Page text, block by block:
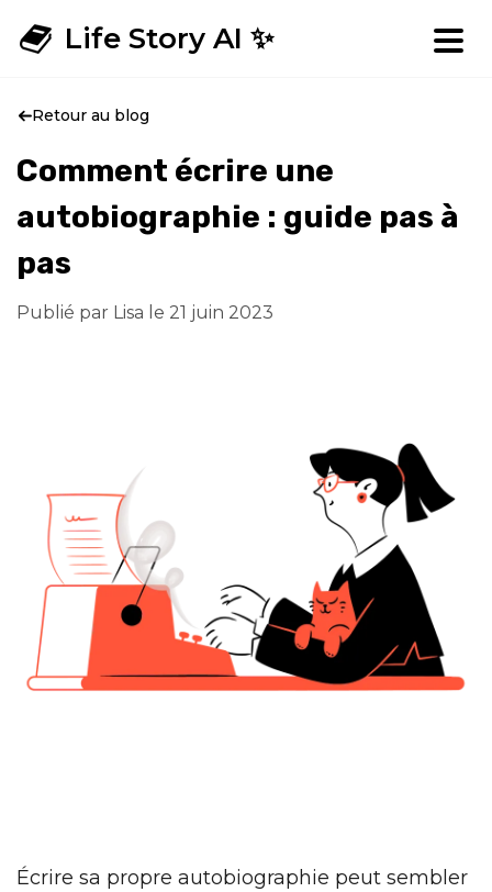
Life Story AI ✨
Retour au blog
Comment écrire une
autobiographie : guide pas à
pas
Publié par Lisa le 21 juin 2023
Écrire sa propre autobiographie peut sembler